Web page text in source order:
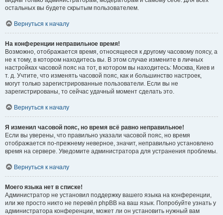
остальных вы будете скрытым пользователем.
Вернуться к началу
На конференции неправильное время!
Возможно, отображается время, относящееся к другому часовому поясу, а
не к тому, в котором находитесь вы. В этом случае измените в личных
настройках часовой пояс на тот, в котором вы находитесь: Москва, Киев и
т. д. Учтите, что изменять часовой пояс, как и большинство настроек,
могут только зарегистрированные пользователи. Если вы не
зарегистрированы, то сейчас удачный момент сделать это.
Вернуться к началу
Я изменил часовой пояс, но время всё равно неправильное!
Если вы уверены, что правильно указали часовой пояс, но время
отображается по-прежнему неверное, значит, неправильно установлено
время на сервере. Уведомите администратора для устранения проблемы.
Вернуться к началу
Моего языка нет в списке!
Администратор не установил поддержку вашего языка на конференции,
или же просто никто не перевёл phpBB на ваш язык. Попробуйте узнать у
администратора конференции, может ли он установить нужный вам